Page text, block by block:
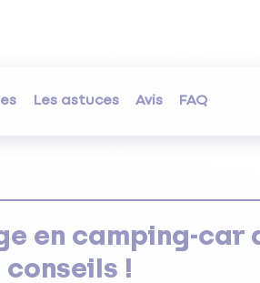
Les astuces Avis FAQ
en camping-car
!